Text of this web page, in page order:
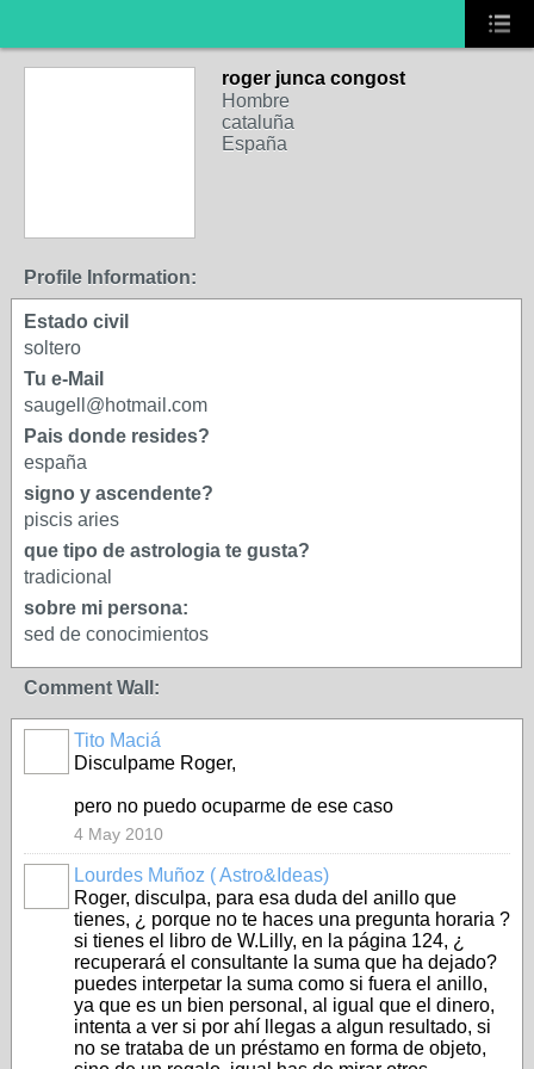
roger junca congost
Hombre
cataluña
España
Profile Information:
Estado civil
soltero
Tu e-Mail
saugell@hotmail.com
Pais donde resides?
españa
signo y ascendente?
piscis aries
que tipo de astrologia te gusta?
tradicional
sobre mi persona:
sed de conocimientos
Comment Wall:
Tito Maciá
Disculpame Roger,
pero no puedo ocuparme de ese caso
4 May 2010
Lourdes Muñoz ( Astro&Ideas)
Roger, disculpa, para esa duda del anillo que
tienes, ¿ porque no te haces una pregunta horaria ?
si tienes el libro de W.Lilly, en la página 124, ¿
recuperará el consultante la suma que ha dejado?
puedes interpetar la suma como si fuera el anillo,
ya que es un bien personal, al igual que el dinero,
intenta a ver si por ahí llegas a algun resultado, si
no se trataba de un préstamo en forma de objeto,